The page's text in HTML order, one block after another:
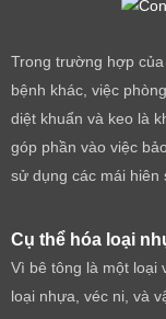
Trong trường hợp
bệnh khác, việc
diệt khuẩn và keo là
góp phần vào việc
sử dụng các mái hiên
Cụ thể hóa loại
Vì bê tông là một loại
loại nhựa, véc ni, và